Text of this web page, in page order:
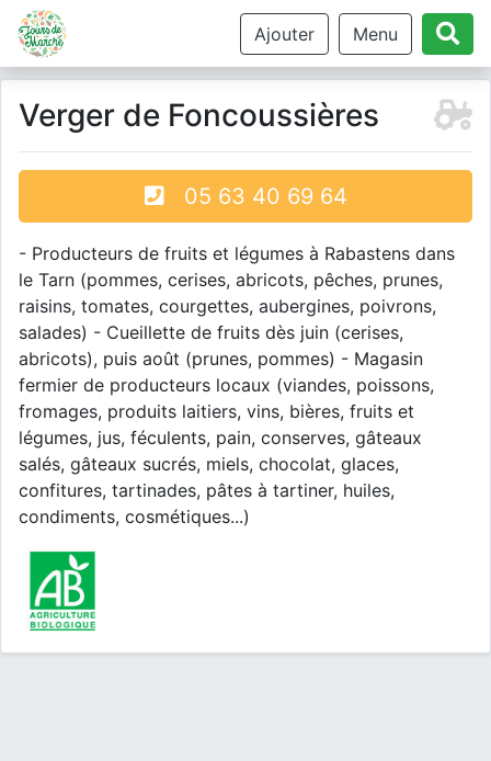
Ajouter Menu
Verger de Foncoussières
05 63 40 69 64
- Producteurs de fruits et légumes à Rabastens dans
le Tarn (pommes, cerises, abricots, pêches, prunes,
raisins, tomates, courgettes, aubergines, poivrons,
salades) - Cueillette de fruits dès juin (cerises,
abricots), puis août (prunes, pommes) - Magasin
fermier de producteurs locaux (viandes, poissons,
fromages, produits laitiers, vins, bières, fruits et
légumes, jus, féculents, pain, conserves, gâteaux
salés, gâteaux sucrés, miels, chocolat, glaces,
confitures, tartinades, pâtes à tartiner, huiles,
condiments, cosmétiques...)